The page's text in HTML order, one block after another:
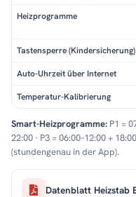
Heizprogramme
Tastensperre (Kindersicherung)
Auto-Uhrzeit über Internet
Temperatur-Kalibrierung
Smart-Heizprogramme: P1 =
22:00 · P3 = 06:00–12:00 +
(stundengenau in der App).
Datenblatt Heizstab